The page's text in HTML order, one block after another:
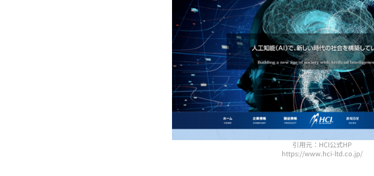
引用元：HCI公式HP
https://www.hci-ltd.co.jp/